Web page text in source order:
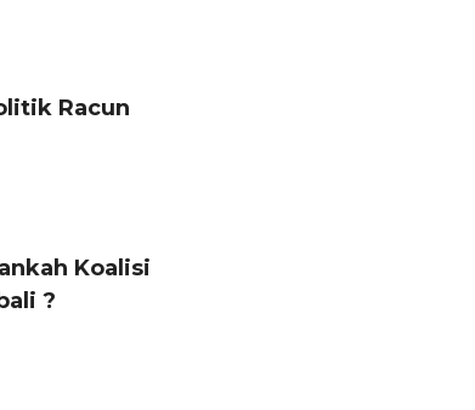
Racun
Koalisi
?